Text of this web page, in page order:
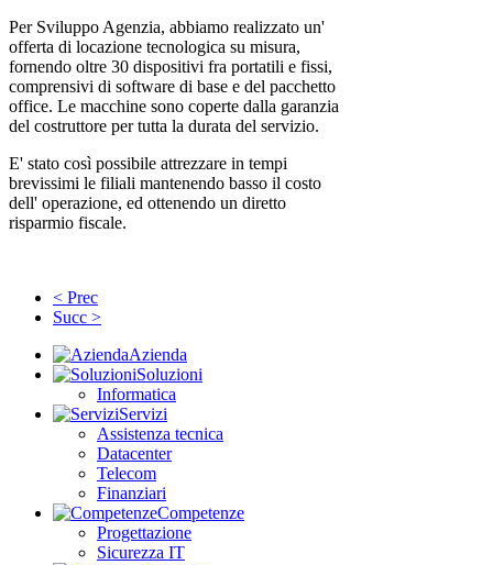
Per Sviluppo Agenzia, abbiamo realizzato un'
offerta di locazione tecnologica su misura,
fornendo oltre 30 dispositivi fra portatili e fissi,
comprensivi di software di base e del pacchetto
office. Le macchine sono coperte dalla garanzia
del costruttore per tutta la durata del servizio.
E' stato così possibile attrezzare in tempi
brevissimi le filiali mantenendo basso il costo
dell' operazione, ed ottenendo un diretto
risparmio fiscale.
< Prec
Succ >
Azienda
Soluzioni
Informatica
Servizi
Assistenza tecnica
Datacenter
Telecom
Finanziari
Competenze
Progettazione
Sicurezza IT